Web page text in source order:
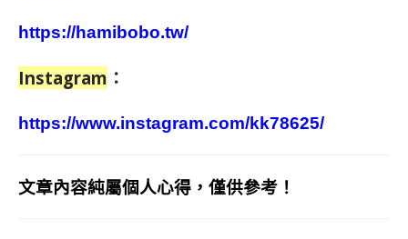
https://hamibobo.tw/
Instagram ：
https://www.instagram.com/kk78625/
文章內容純屬個人心得，僅供參考！